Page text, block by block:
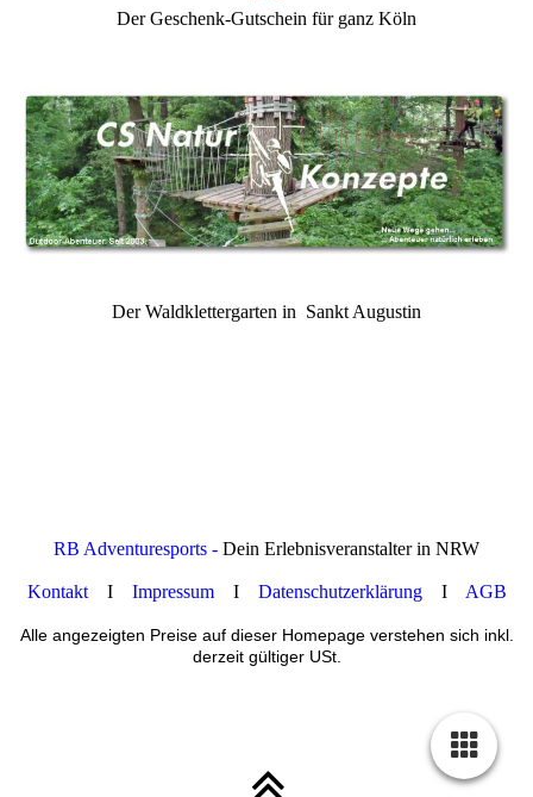
Der Geschenk-Gutschein für ganz Köln
Der Waldklettergarten in Sankt Augustin
RB Adventuresports - Dein Erlebnisveranstalter in NRW
KontaktI ImpressumI DatenschutzerklärungI AGB
Alle angezeigten Preise auf dieser Homepage verstehen sich inkl.
derzeit gültiger USt.